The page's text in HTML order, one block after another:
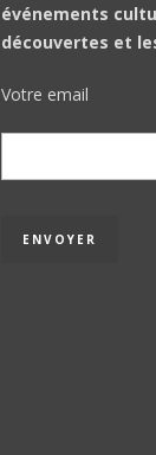
événements
découvertes et
Votre email